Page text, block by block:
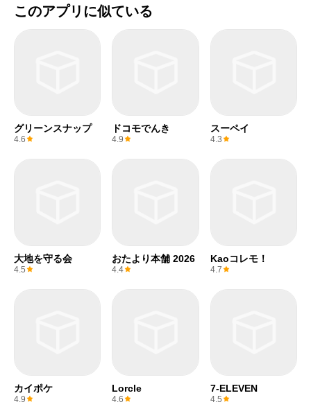
このアプリに似ている
グリーンスナップ
4.6
ドコモでんき
4.9
スーペイ
4.3
大地を守る会
4.5
おたより本舗 2026
4.4
Kaoコレモ！
4.7
カイポケ
4.9
Lorcle
4.6
7-ELEVEN
4.5